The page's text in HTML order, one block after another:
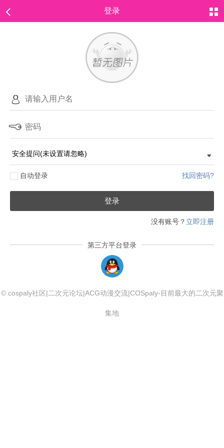
登录
自动登录 找回密码?
登录
没有账号？ 立即注册
第三方平台登录
© cospaly社区|二次元论坛|ACG动漫交流|COSpaly-目前最大的二次元聚
集地